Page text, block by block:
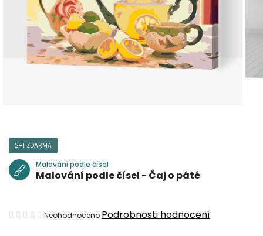
2+1 ZDARMA
Malování podle čísel
Malování podle čísel - Čaj o páté
Průměrné
Neohodnoceno Podrobnosti hodnocení